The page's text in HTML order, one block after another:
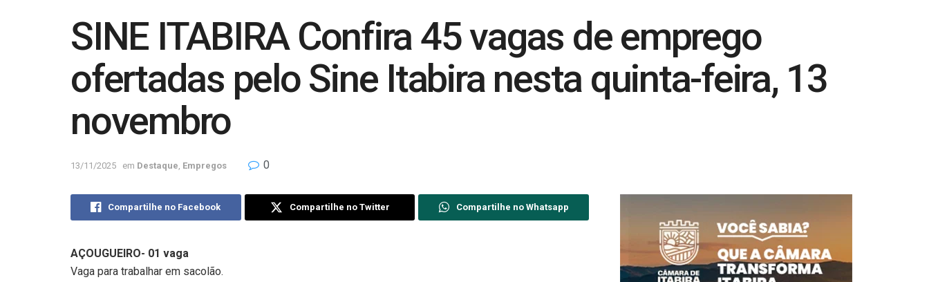
SINE ITABIRA Confira 45 vagas de emprego
ofertadas pelo Sine Itabira nesta quinta-feira, 13
novembro
13/11/2025 em Destaque, Empregos 0
Compartilhe no Facebook Compartilhe no Twitter Compartilhe no Whatsapp
AÇOUGUEIRO- 01 vaga
Vaga para trabalhar em sacolão.